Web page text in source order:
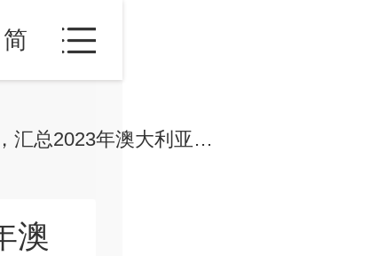
简
移民澳大利亚要多少钱，汇总2023年澳大利亚完整的技术移民费用清单！
澳